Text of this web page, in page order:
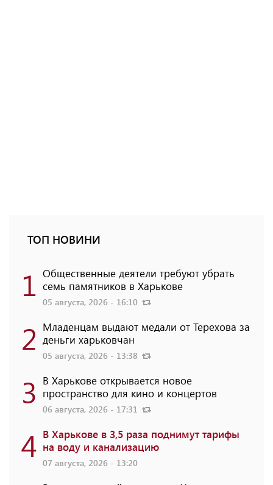
ТОП НОВИНИ
1 Общественные деятели требуют убрать
семь памятников в Харькове
05 августа, 2026 - 16:10
2 Младенцам выдают медали от Терехова за
деньги харьковчан
05 августа, 2026 - 13:38
3 В Харькове открывается новое
пространство для кино и концертов
06 августа, 2026 - 17:31
4 В Харькове в 3,5 раза поднимут тарифы
на воду и канализацию
07 августа, 2026 - 13:20